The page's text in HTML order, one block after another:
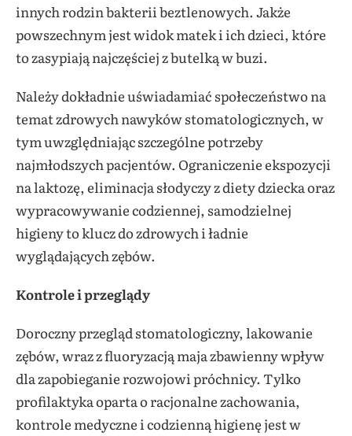
innych rodzin bakterii beztlenowych. Jakże
powszechnym jest widok matek i ich dzieci, które
to zasypiają najczęściej z butelką w buzi.
Należy dokładnie uświadamiać społeczeństwo na
temat zdrowych nawyków stomatologicznych, w
tym uwzględniając szczególne potrzeby
najmłodszych pacjentów. Ograniczenie ekspozycji
na laktozę, eliminacja słodyczy z diety dziecka oraz
wypracowywanie codziennej, samodzielnej
higieny to klucz do zdrowych i ładnie
wyglądających zębów.
Kontrole i przeglądy
Doroczny przegląd stomatologiczny, lakowanie
zębów, wraz z fluoryzacją maja zbawienny wpływ
dla zapobieganie rozwojowi próchnicy. Tylko
profilaktyka oparta o racjonalne zachowania,
kontrole medyczne i codzienną higienę jest w